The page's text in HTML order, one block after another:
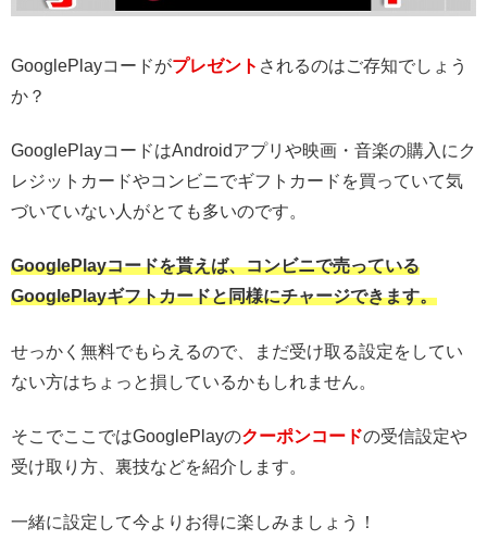
GooglePlayコードがプレゼント されるのはご存知でしょう
か？
GooglePlayコードはAndroidアプリや映画・音楽の購入にク
レジットカードやコンビニでギフトカードを買っていて気
づいていない人がとても多いのです。
GooglePlayコードを貰えば、コンビニで売っている
GooglePlayギフトカードと同様にチャージできます。
せっかく無料でもらえるので、まだ受け取る設定をしてい
ない方はちょっと損しているかもしれません。
そこでここではGooglePlayのクーポンコードの受信設定や
受け取り方、裏技などを紹介します。
一緒に設定して今よりお得に楽しみましょう！